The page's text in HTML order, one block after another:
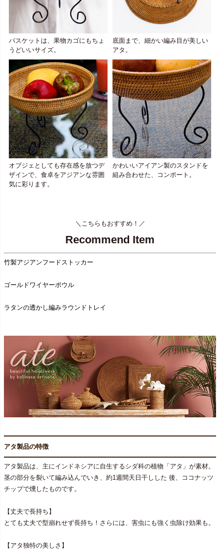
バスケットは、果物カゴにもちょ
うどいいサイズ。
底面まで、細かい編み目が美しい
アタ。
オブジェとしても存在感を放つデ
ザインで、食卓をアジアンな雰囲
気に彩ります。
かわいいアイアン製のスタンドを
組み合わせた、コンポート。
＼こちらもおすすめ！／
Recommend Item
竹製アジアンフードストッカー
ゴールドワイヤーボウル
ラタンの透かし編みラウンドトレイ
アタ製品の特徴
アタ製品は、主にインドネシアに自生するシダ科の植物「アタ」が素材。
茎の部分を裂いて編み込んでいき、約1週間天日干しした 後、ココナッツ
チップで燻したものです。
【丈夫で長持ち】
とても丈夫で型崩れせず長持ち！さらには、害虫にも強く虫除け効果も。
【アタ独特の美しさ】